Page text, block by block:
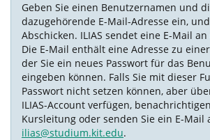
Geben Sie einen Benutzernamen und
dazugehörende E-Mail-Adresse ein,
Abschicken. ILIAS sendet eine E-Mail
Die E-Mail enthält eine Adresse zu
der Sie ein neues Passwort für das
eingeben können. Falls Sie mit dieser
Passwort nicht setzen können, aber
ILIAS-Account verfügen,
Kursleitung oder senden Sie ein E-Mail
ilias@studium.kit.edu.